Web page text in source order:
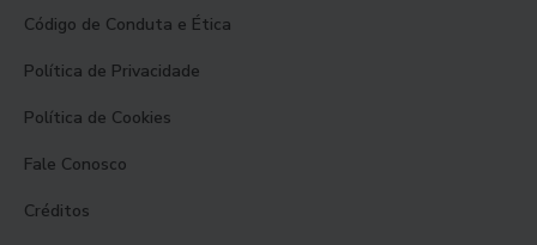
Código de Conduta e Ética
Política de Privacidade
Política de Cookies
Fale Conosco
Créditos